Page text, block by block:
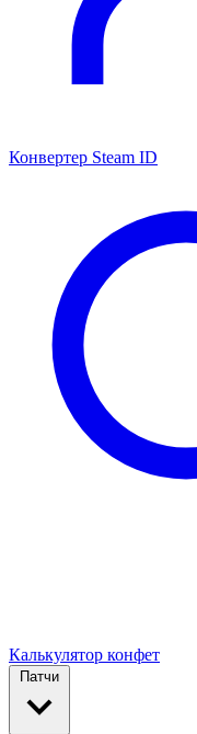
Конвертер Steam ID
Калькулятор конфет
Патчи